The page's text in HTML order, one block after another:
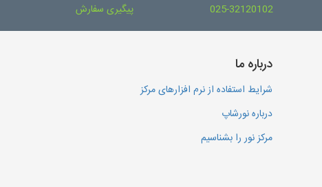
025-32120102 پیگیری سفارش
درباره ما
شرایط استفاده از نرم افزارهای مرکز
درباره نورشاپ
مرکز نور را بشناسیم